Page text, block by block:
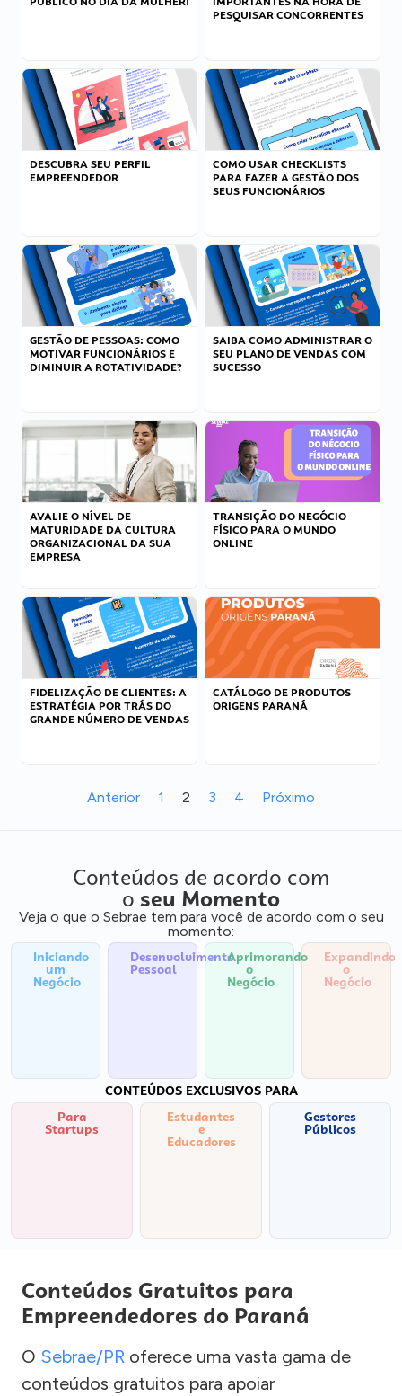
PESQUISAR CONCORRENTES
DESCUBRA SEU PERFIL
EMPREENDEDOR
COMO USAR CHECKLISTS
PARA FAZER A GESTÃO DOS
SEUS FUNCIONÁRIOS
GESTÃO DE PESSOAS: COMO
MOTIVAR FUNCIONÁRIOS E
DIMINUIR A ROTATIVIDADE?
SAIBA COMO ADMINISTRAR O
SEU PLANO DE VENDAS COM
SUCESSO
AVALIE O NÍVEL DE
MATURIDADE DA CULTURA
ORGANIZACIONAL DA SUA
EMPRESA
TRANSIÇÃO DO NEGÓCIO
FÍSICO PARA O MUNDO
ONLINE
FIDELIZAÇÃO DE CLIENTES: A
ESTRATÉGIA POR TRÁS DO
GRANDE NÚMERO DE VENDAS
CATÁLOGO DE PRODUTOS
ORIGENS PARANÁ
Anterior 1 2 3 4 Próximo
Conteúdos de acordo com
o seu Momento
Veja o que o Sebrae tem para você de acordo com o seu
momento:
Iniciando
um
Negócio
Desenvolvimento
Pessoal
Aprimorando
o
Negócio
Expandindo
o
Negócio
CONTEÚDOS EXCLUSIVOS PARA
Para
Startups
Estudantes
e
Educadores
Gestores
Públicos
Conteúdos Gratuitos para
Empreendedores do Paraná
O Sebrae/PR oferece uma vasta gama de
conteúdos gratuitos para apoiar